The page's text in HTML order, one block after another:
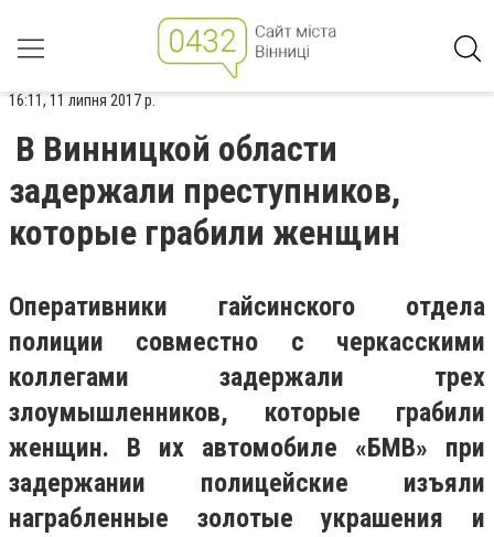
16:11, 11 липня 2017 р.
В Винницкой области
задержали преступников,
которые грабили женщин
Оперативники гайсинского отдела
полиции совместно с черкасскими
коллегами задержали трех
злоумышленников, которые грабили
женщин. В их автомобиле «БМВ» при
задержании полицейские изъяли
награбленные золотые украшения и